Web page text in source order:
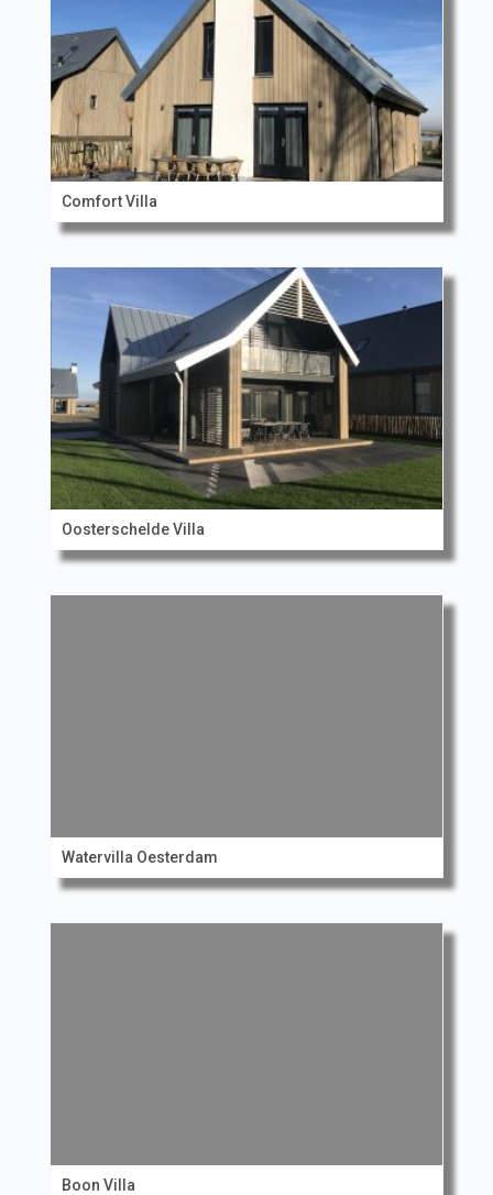
Comfort Villa
Oosterschelde Villa
Watervilla Oesterdam
Boon Villa